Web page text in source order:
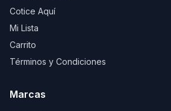
Cotice Aquí
Mi Lista
Carrito
Términos y Condiciones
Marcas